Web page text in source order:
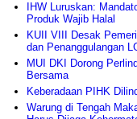
IHW Luruskan:
Produk Wajib Halal
KUII VIII Desak
dan Penanggulangan
MUI DKI Dorong
Bersama
Keberadaan PIHK
Warung di Tengah